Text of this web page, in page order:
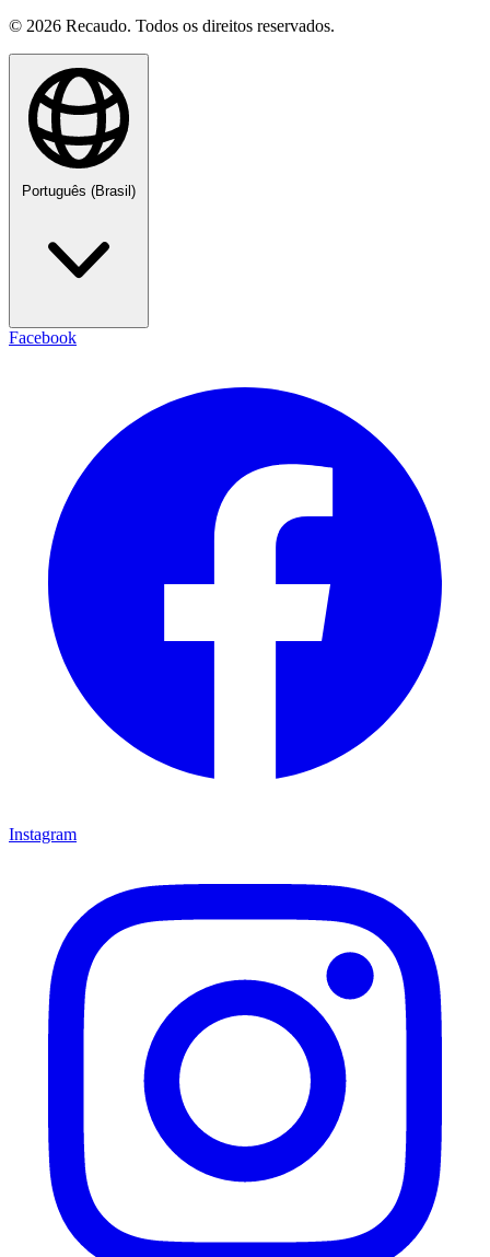
© 2026 Recaudo. Todos os direitos reservados.
Português (Brasil)
Facebook
Instagram